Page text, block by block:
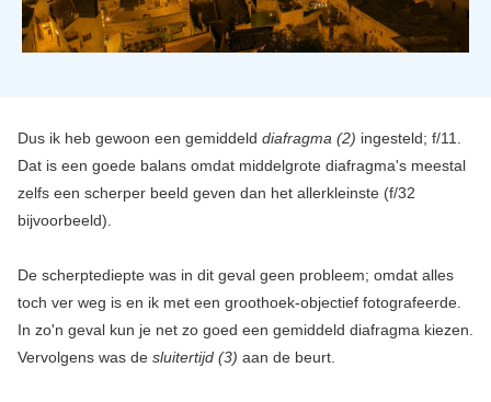
Dus ik heb gewoon een gemiddeld diafragma (2) ingesteld; f/11.
Dat is een goede balans omdat middelgrote diafragma's meestal
zelfs een scherper beeld geven dan het allerkleinste (f/32
bijvoorbeeld).
De scherptediepte was in dit geval geen probleem; omdat alles
toch ver weg is en ik met een groothoek-objectief fotografeerde.
In zo'n geval kun je net zo goed een gemiddeld diafragma kiezen.
Vervolgens was de sluitertijd (3) aan de beurt.